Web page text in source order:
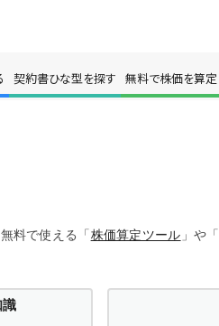
契約書ひな型を探す 無料で株価を算定
料で使える「株価算定ツール 」や「
識